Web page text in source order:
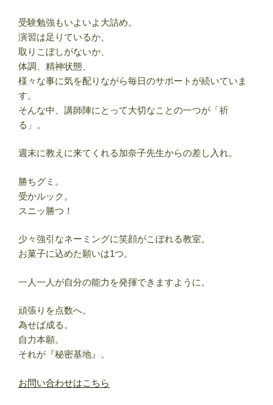
受験勉強もいよいよ大詰め。
演習は足りているか、
取りこぼしがないか、
体調、精神状態、
様々な事に気を配りながら毎日のサポートが続いていま
す。
そんな中、講師陣にとって大切なことの一つが「祈
る」。
週末に教えに来てくれる加奈子先生からの差し入れ。
勝ちグミ。
受かルック。
スニッ勝つ！
少々強引なネーミングに笑顔がこぼれる教室。
お菓子に込めた願いは1つ。
一人一人が自分の能力を発揮できますように。
頑張りを点数へ。
為せば成る。
自力本願。
それが『秘密基地』。
お問い合わせはこちら